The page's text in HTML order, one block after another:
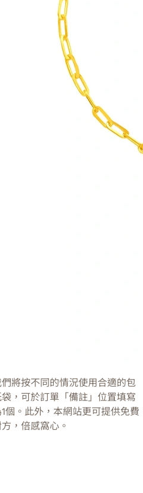
將按不同的情況使用合適的包
，可於訂單「備註」位置填寫
個。此外，本網站更可提供免費
，倍感窩心。